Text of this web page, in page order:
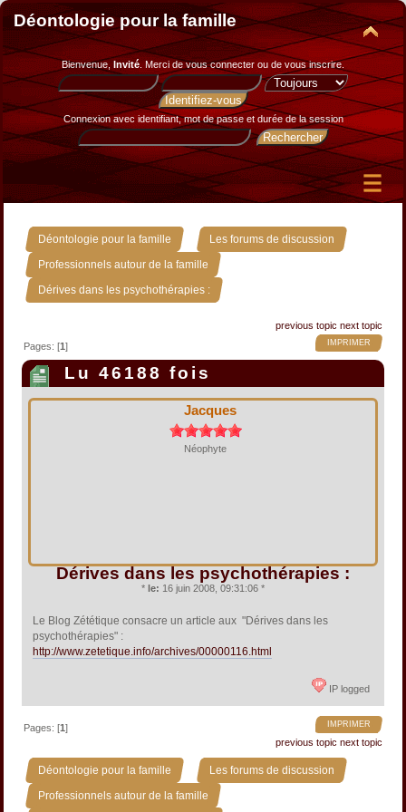
Déontologie pour la famille
Bienvenue, Invité. Merci devous connecter ou de vous inscrire.
Connexion avec identifiant, mot de passe et durée de la session
Déontologie pour la famille » Les forums de discussion »
Professionnels autour de la famille »
Dérives dans les psychothérapies :
previous topic next topic
IMPRIMER
Pages: [1]
Lu 46188 fois
Jacques
Néophyte
Dérives dans les psychothérapies :
* le: 16 juin 2008, 09:31:06 *
Le Blog Zététique consacre un article aux "Dérives dans les
psychothérapies" :
http://www.zetetique.info/archives/00000116.html
IP logged
IMPRIMER
Pages: [1]
previous topic next topic
Déontologie pour la famille » Les forums de discussion »
Professionnels autour de la famille »